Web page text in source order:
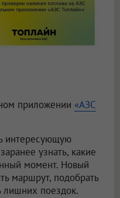
приложении «АЗС
интересующую
узнать, какие
момент. Новый
маршрут, подобрать
поездок.